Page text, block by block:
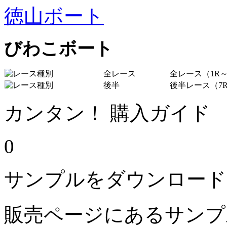
徳山ボート
びわこボート
全レース
全レース（1R
後半
後半レース（
カンタン！ 購入ガイド
0
サンプルをダウンロー
販売ページにあるサン